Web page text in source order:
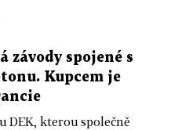
závody spojené s
Kupcem je
DEK, kterou společně